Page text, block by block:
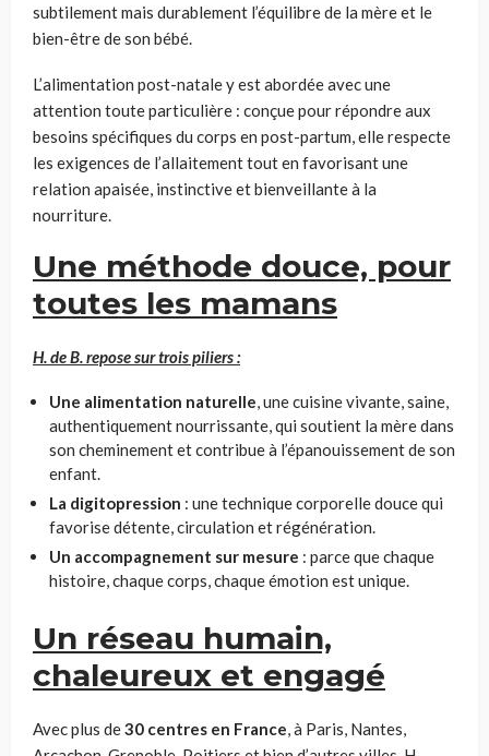
subtilement mais durablement l’équilibre de la mère et le
bien-être de son bébé.
L’alimentation post-natale y est abordée avec une
attention toute particulière : conçue pour répondre aux
besoins spécifiques du corps en post-partum, elle respecte
les exigences de l’allaitement tout en favorisant une
relation apaisée, instinctive et bienveillante à la
nourriture.
Une méthode douce, pour
toutes les mamans
H. de B. repose sur trois piliers :
Une alimentation naturelle, une cuisine vivante, saine,
authentiquement nourrissante, qui soutient la mère dans
son cheminement et contribue à l’épanouissement de son
enfant.
La digitopression : une technique corporelle douce qui
favorise détente, circulation et régénération.
Un accompagnement sur mesure : parce que chaque
histoire, chaque corps, chaque émotion est unique.
Un réseau humain,
chaleureux et engagé
Avec plus de30 centres en France, à Paris, Nantes,